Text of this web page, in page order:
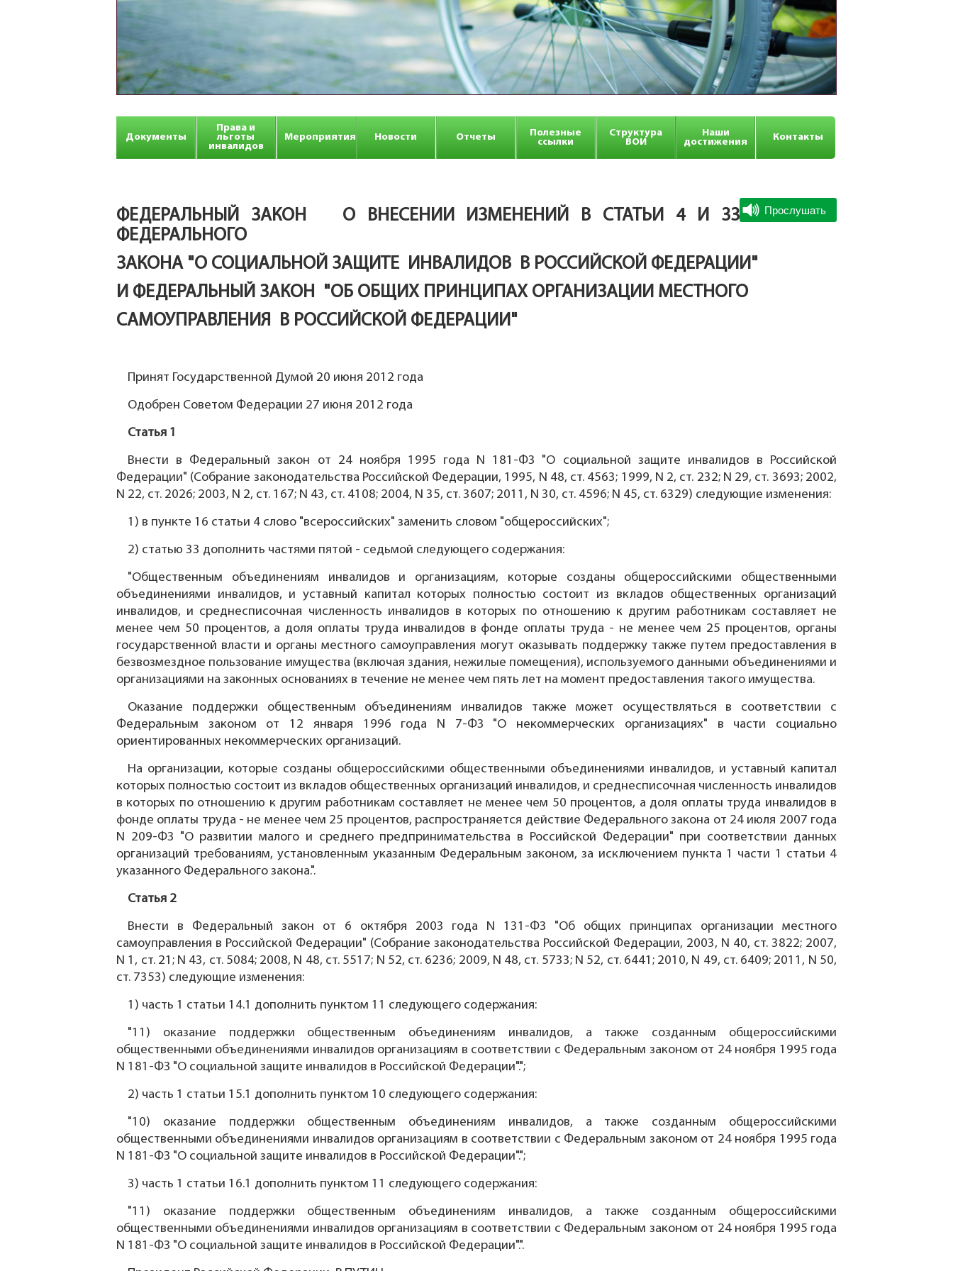
Документы
Права и
льготы
инвалидов
Мероприятия Новости Отчеты
Полезные
ссылки
Структура
ВОИ
Наши
достижения
Контакты
ФЕДЕРАЛЬНЫЙ ЗАКОН О ВНЕСЕНИИ ИЗМЕНЕНИЙ В СТАТЬИ 4 И 33
ФЕДЕРАЛЬНОГО
ЗАКОНА "О СОЦИАЛЬНОЙ ЗАЩИТЕ ИНВАЛИДОВ В РОССИЙСКОЙ ФЕДЕРАЦИИ"
И ФЕДЕРАЛЬНЫЙ ЗАКОН "ОБ ОБЩИХ ПРИНЦИПАХ ОРГАНИЗАЦИИ МЕСТНОГО
САМОУПРАВЛЕНИЯ В РОССИЙСКОЙ ФЕДЕРАЦИИ"
Принят Государственной Думой 20 июня 2012 года
Одобрен Советом Федерации 27 июня 2012 года
Статья 1
Внести в Федеральный закон от 24 ноября 1995 года N 181-ФЗ "О социальной защите инвалидов в Российской
Федерации" (Собрание законодательства Российской Федерации, 1995, N 48, ст. 4563; 1999, N 2, ст. 232; N 29, ст. 3693; 2002,
N 22, ст. 2026; 2003, N 2, ст. 167; N 43, ст. 4108; 2004, N 35, ст. 3607; 2011, N 30, ст. 4596; N 45, ст. 6329) следующие изменения:
1) в пункте 16 статьи 4 слово "всероссийских" заменить словом "общероссийских";
2) статью 33 дополнить частями пятой - седьмой следующего содержания:
"Общественным объединениям инвалидов и организациям, которые созданы общероссийскими общественными
объединениями инвалидов, и уставный капитал которых полностью состоит из вкладов общественных организаций
инвалидов, и среднесписочная численность инвалидов в которых по отношению к другим работникам составляет не
менее чем 50 процентов, а доля оплаты труда инвалидов в фонде оплаты труда - не менее чем 25 процентов, органы
государственной власти и органы местного самоуправления могут оказывать поддержку также путем предоставления в
безвозмездное пользование имущества (включая здания, нежилые помещения), используемого данными объединениями и
организациями на законных основаниях в течение не менее чем пять лет на момент предоставления такого имущества.
Оказание поддержки общественным объединениям инвалидов также может осуществляться в соответствии с
Федеральным законом от 12 января 1996 года N 7-ФЗ "О некоммерческих организациях" в части социально
ориентированных некоммерческих организаций.
На организации, которые созданы общероссийскими общественными объединениями инвалидов, и уставный капитал
которых полностью состоит из вкладов общественных организаций инвалидов, и среднесписочная численность инвалидов
в которых по отношению к другим работникам составляет не менее чем 50 процентов, а доля оплаты труда инвалидов в
фонде оплаты труда - не менее чем 25 процентов, распространяется действие Федерального закона от 24 июля 2007 года
N 209-ФЗ "О развитии малого и среднего предпринимательства в Российской Федерации" при соответствии данных
организаций требованиям, установленным указанным Федеральным законом, за исключением пункта 1 части 1 статьи 4
указанного Федерального закона.".
Статья 2
Внести в Федеральный закон от 6 октября 2003 года N 131-ФЗ "Об общих принципах организации местного
самоуправления в Российской Федерации" (Собрание законодательства Российской Федерации, 2003, N 40, ст. 3822; 2007,
N 1, ст. 21; N 43, ст. 5084; 2008, N 48, ст. 5517; N 52, ст. 6236; 2009, N 48, ст. 5733; N 52, ст. 6441; 2010, N 49, ст. 6409; 2011, N 50,
ст. 7353) следующие изменения:
1) часть 1 статьи 14.1 дополнить пунктом 11 следующего содержания:
"11) оказание поддержки общественным объединениям инвалидов, а также созданным общероссийскими
общественными объединениями инвалидов организациям в соответствии с Федеральным законом от 24 ноября 1995 года
N 181-ФЗ "О социальной защите инвалидов в Российской Федерации".";
2) часть 1 статьи 15.1 дополнить пунктом 10 следующего содержания:
"10) оказание поддержки общественным объединениям инвалидов, а также созданным общероссийскими
общественными объединениями инвалидов организациям в соответствии с Федеральным законом от 24 ноября 1995 года
N 181-ФЗ "О социальной защите инвалидов в Российской Федерации".";
3) часть 1 статьи 16.1 дополнить пунктом 11 следующего содержания:
"11) оказание поддержки общественным объединениям инвалидов, а также созданным общероссийскими
общественными объединениями инвалидов организациям в соответствии с Федеральным законом от 24 ноября 1995 года
N 181-ФЗ "О социальной защите инвалидов в Российской Федерации".".